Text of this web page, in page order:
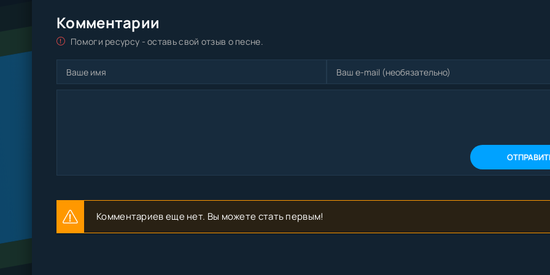
Комментарии
Помоги ресурсу - оставь свой отзыв о песне.
Комментариев еще нет. Вы можете стать первым!